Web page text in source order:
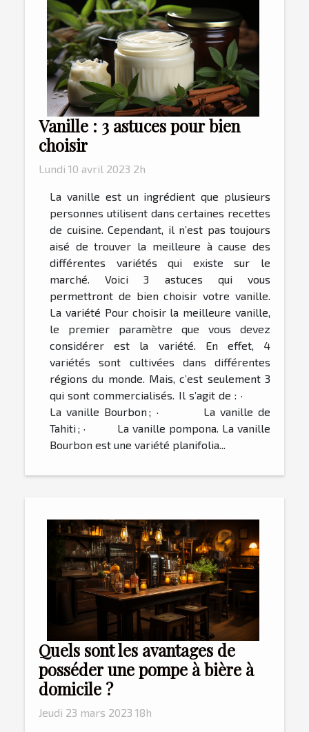
Vanille : 3 astuces pour bien
choisir
Lundi 10 avril 2023 2h
La vanille est un ingrédient que plusieurs
personnes utilisent dans certaines recettes
de cuisine. Cependant, il n’est pas toujours
aisé de trouver la meilleure à cause des
différentes variétés qui existe sur le
marché. Voici 3 astuces qui vous
permettront de bien choisir votre vanille.
La variété Pour choisir la meilleure vanille,
le premier paramètre que vous devez
considérer est la variété. En effet, 4
variétés sont cultivées dans différentes
régions du monde. Mais, c’est seulement 3
qui sont commercialisés. Il s’agit de : ·
La vanille Bourbon ; · La vanille de
Tahiti ; · La vanille pompona. La vanille
Bourbon est une variété planifolia...
Quels sont les avantages de
posséder une pompe à bière à
domicile ?
Jeudi 23 mars 2023 18h